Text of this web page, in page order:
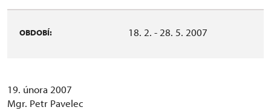
OBDOBÍ: 18. 2. - 28. 5. 2007
19. února 2007
Mgr. Petr Pavelec